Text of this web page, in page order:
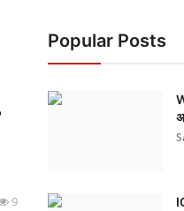
9
Popular Posts